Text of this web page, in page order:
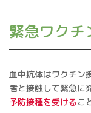
緊急ワクチ
血中抗体はワクチン
者と接触して緊急に
予防接種を受けるこ